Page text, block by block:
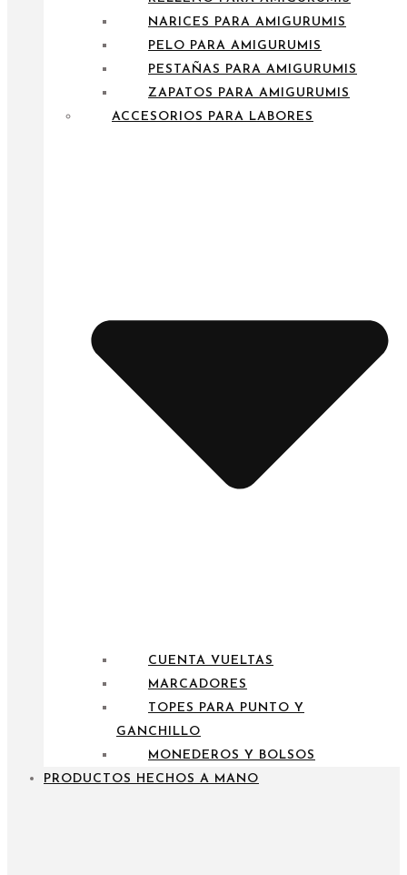
NARICES PARA AMIGURUMIS
PELO PARA AMIGURUMIS
PESTAÑAS PARA AMIGURUMIS
ZAPATOS PARA AMIGURUMIS
ACCESORIOS PARA LABORES
CUENTA VUELTAS
MARCADORES
TOPES PARA PUNTO Y
GANCHILLO
MONEDEROS Y BOLSOS
PRODUCTOS HECHOS A MANO